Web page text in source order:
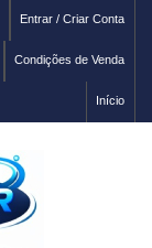
Entrar / Criar Conta
Condições de Venda
Início